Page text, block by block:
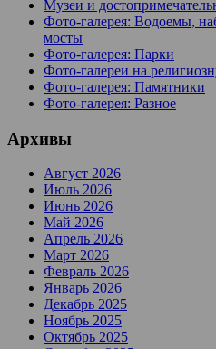
Музеи и
Фото-галерея: Водоемы,
мосты
Фото-галерея: Парки
Фото-галереи на
Фото-галерея: Памятники
Фото-галерея: Разное
Архивы
Август 2026
Июль 2026
Июнь 2026
Май 2026
Апрель 2026
Март 2026
Февраль 2026
Январь 2026
Декабрь 2025
Ноябрь 2025
Октябрь 2025